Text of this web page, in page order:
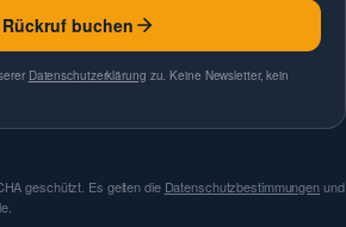
Rückruf buchen
Datenschutzerklärung zu. Keine Newsletter, kein
geschützt. Es gelten die Datenschutzbestimmungenund